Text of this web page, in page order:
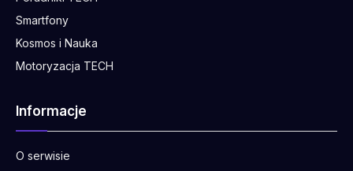
Smartfony
Kosmos i Nauka
Motoryzacja TECH
Informacje
O serwisie